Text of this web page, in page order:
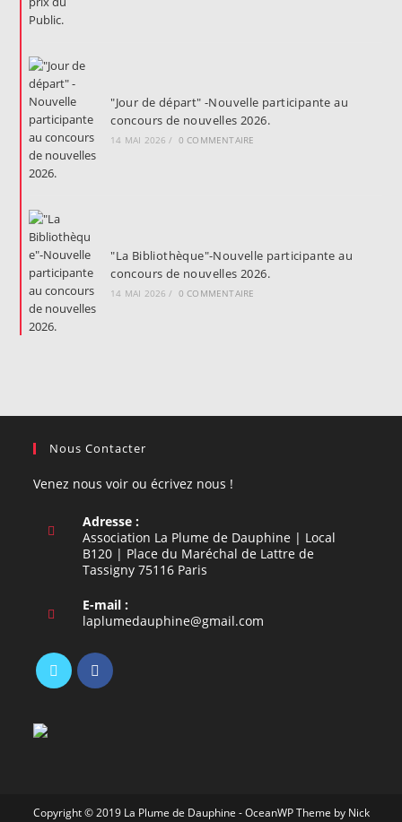
"Jour de départ" -Nouvelle participante au
concours de nouvelles 2026.
14 MAI 2026 / 0 COMMENTAIRE
"La Bibliothèque"-Nouvelle participante au
concours de nouvelles 2026.
14 MAI 2026 / 0 COMMENTAIRE
Nous Contacter
Venez nous voir ou écrivez nous !
Adresse :
Association La Plume de Dauphine | Local
B120 | Place du Maréchal de Lattre de
Tassigny 75116 Paris
E-mail :
laplumedauphine@gmail.com
dans
un
Copyright © 2019 La Plume de Dauphine - OceanWP Theme by Nick